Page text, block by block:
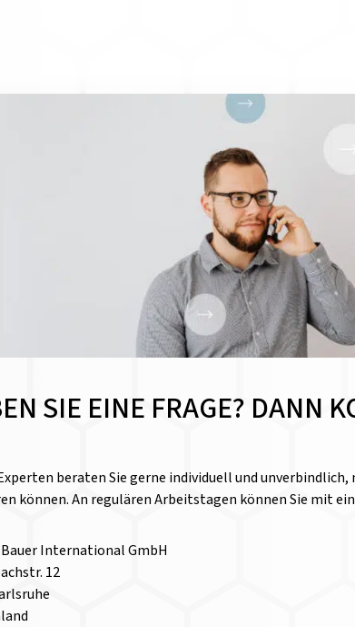
SIE EINE FRAGE? DANN
beraten Sie gerne individuell und
können. An regulären Arbeitstagen können Sie mit
International GmbH
12